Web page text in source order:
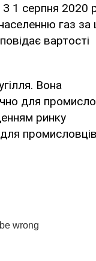
1 серпня 2020
газ за
вартості
Вона
для
ринку
для промисловців